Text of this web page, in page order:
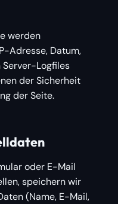
werden
Adresse, Datum,
Server-Logfiles
der Sicherheit
der Seite.
oder E-Mail
speichern wir
(Name, E-Mail,